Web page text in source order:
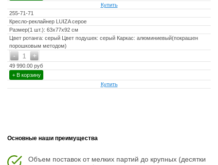
Купить
255-71-71
Кресло-реклайнер LUIZA серое
Размер(1 шт.): 63x77x92 см
Цвет ротанга: серый Цвет подушек: серый Каркас: алюминиевый(покрашен
порошковым методом)
+
- 1
49 990.00 руб
+ В корзину
Купить
Основные наши преимущества
Объем поставок от мелких партий до крупных (десятки